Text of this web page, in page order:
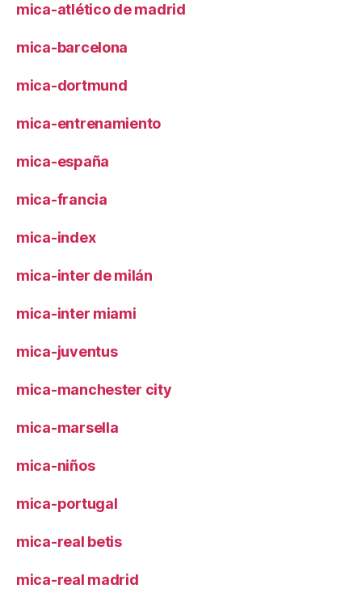
mica-atlético de madrid
mica-barcelona
mica-dortmund
mica-entrenamiento
mica-españa
mica-francia
mica-index
mica-inter de milán
mica-inter miami
mica-juventus
mica-manchester city
mica-marsella
mica-niños
mica-portugal
mica-real betis
mica-real madrid